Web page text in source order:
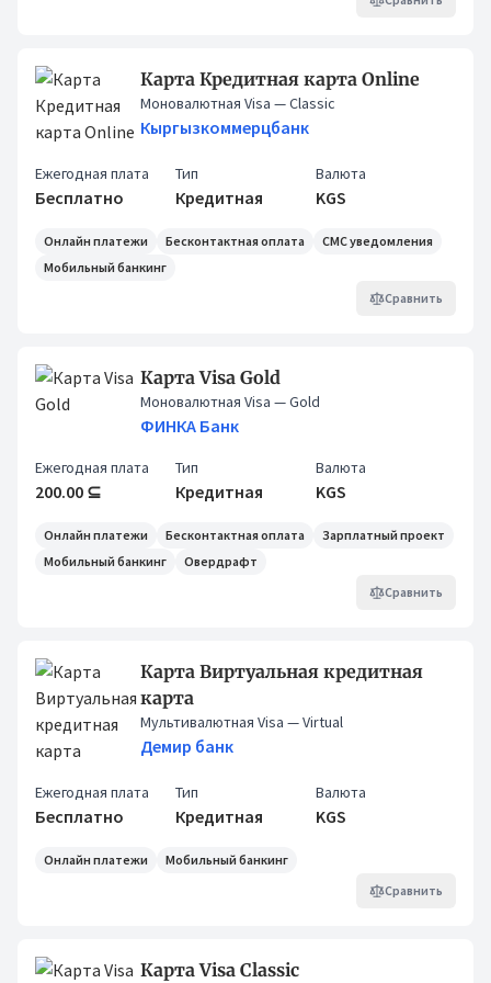
Карта Кредитная карта Online
Моновалютная Visa — Classic
Кыргызкоммерцбанк
Ежегодная плата
Бесплатно
Тип
Кредитная
Валюта
KGS
Онлайн платежи Бесконтактная оплата
СМС уведомления
Мобильный банкинг
Сравнить
Карта Visa Gold
Моновалютная Visa — Gold
ФИНКА Банк
Ежегодная плата
200.00 ⊆
Тип
Кредитная
Валюта
KGS
Онлайн платежи Бесконтактная оплата
Зарплатный проект
Мобильный банкинг
Овердрафт
Сравнить
Карта Виртуальная кредитная
карта
Мультивалютная Visa — Virtual
Демир банк
Ежегодная плата
Бесплатно
Тип
Кредитная
Валюта
KGS
Онлайн платежи
Мобильный банкинг
Сравнить
Карта Visa Classic